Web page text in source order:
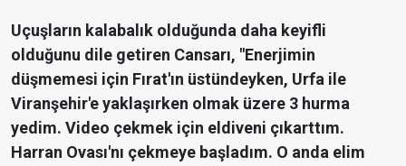
Uçuşların kalabalık olduğunda daha keyifli
olduğunu dile getiren Cansarı, "Enerjimin
düşmemesi için Fırat'ın üstündeyken, Urfa ile
Viranşehir'e yaklaşırken olmak üzere 3 hurma
yedim. Video çekmek için eldiveni çıkarttım.
Harran Ovası'nı çekmeye başladım. O anda elim